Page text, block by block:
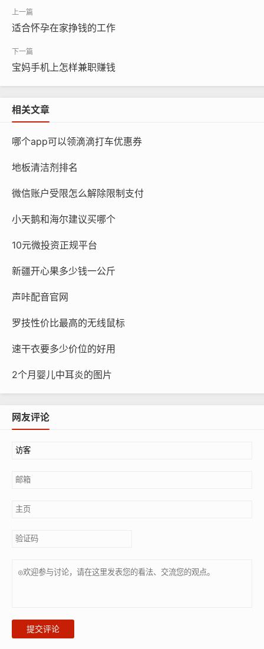
适合怀孕在家挣钱的工作
宝妈手机上怎样兼职赚钱
相关文章
哪个app可以领滴滴打车优惠券
地板清洁剂排名
微信账户受限怎么解除限制支付
小天鹅和海尔建议买哪个
10元微投资正规平台
新疆开心果多少钱一公斤
声咔配音官网
罗技性价比最高的无线鼠标
速干衣要多少价位的好用
2个月婴儿中耳炎的图片
网友评论
提交评论